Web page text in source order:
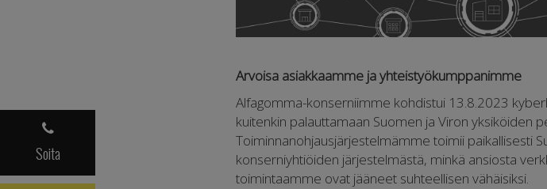
Soita
Arvoisa asiakkaamme ja yhteistyökumppanimme
Alfagomma-konserniimme kohdistui 13.8.2023
kuitenkin palauttamaan Suomen ja Viron yksiköiden
Toiminnanohjausjärjestelmämme toimii paikallisesti
konserniyhtiöiden järjestelmästä, minkä ansiosta
toimintaamme ovat jääneet suhteellisen vähäisiksi.